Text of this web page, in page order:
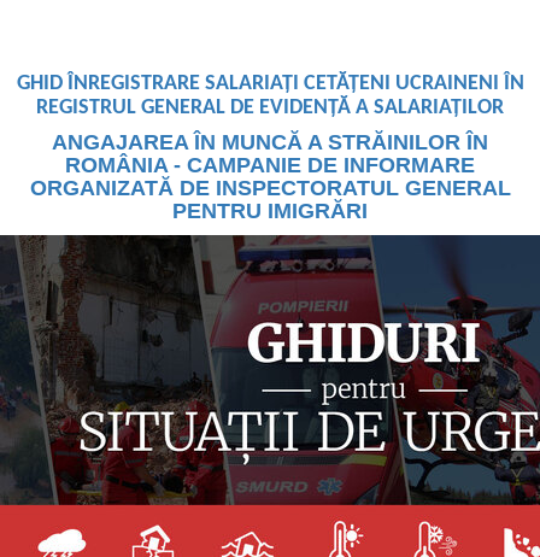
GHID ÎNREGISTRARE SALARIAȚI CETĂȚENI UCRAINENI ÎN
REGISTRUL GENERAL DE EVIDENȚĂ A SALARIAȚILOR
ANGAJAREA ÎN MUNCĂ A STRĂINILOR ÎN
ROMÂNIA - CAMPANIE DE INFORMARE
ORGANIZATĂ DE INSPECTORATUL GENERAL
PENTRU IMIGRĂRI